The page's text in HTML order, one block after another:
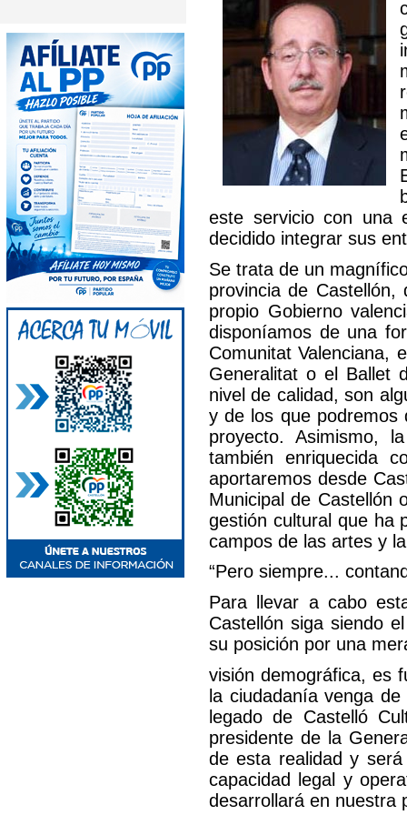
este servicio con una
decidido integrar sus
Se trata de un
provincia de
propio Gobierno
disponíamos de una
Comunitat Valenciana,
Generalitat o el Ballet
nivel de calidad, son
y de los que podremos
proyecto. Asimismo,
también enriquecida
aportaremos desde
Municipal de Castellón
gestión cultural que ha
campos de las artes y
“Pero siempre...
Para llevar a cabo
Castellón siga siendo
su posición por una
visión demográfica, es
la ciudadanía venga
legado de Castelló
presidente de la
de esta realidad y
capacidad legal y
desarrollará en nuestra